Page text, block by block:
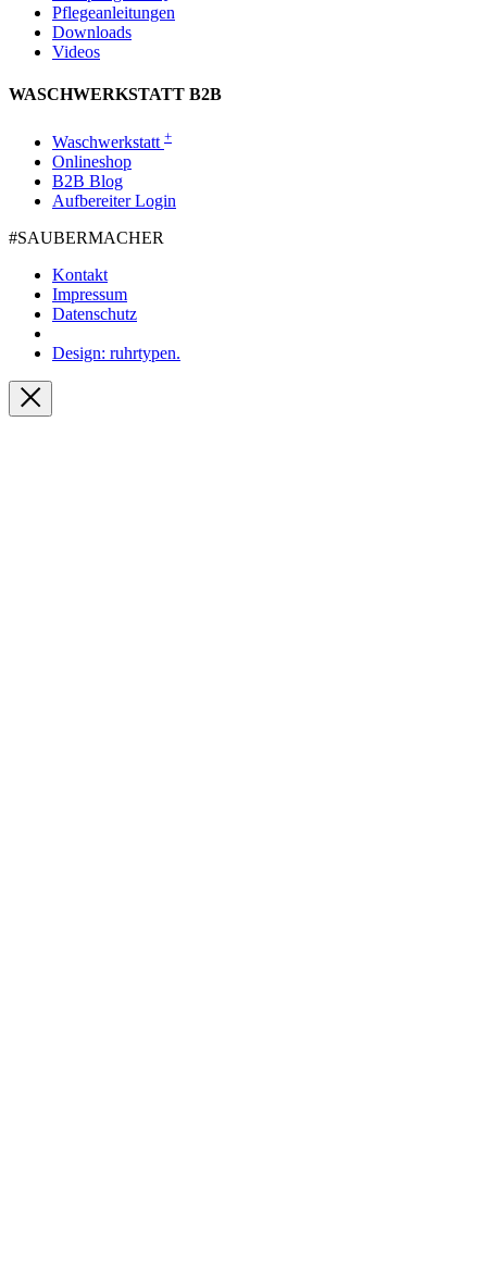
Pflegeanleitungen
Downloads
Videos
WASCHWERKSTATT B2B
Waschwerkstatt +
Onlineshop
B2B Blog
Aufbereiter Login
#SAUBER­MACHER
Kontakt
Impressum
Datenschutz
Design: ruhrtypen.